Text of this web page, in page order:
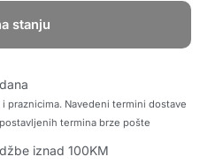
stanju
praznicima. Navedeni termini dostave
termina brze pošte
iznad 100KM